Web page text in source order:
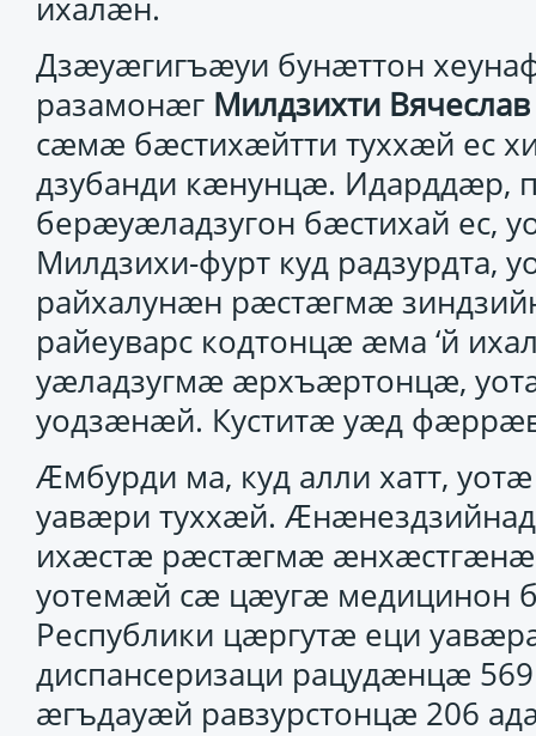
Дзӕуӕгигъӕуи бунӕттон
разамонӕг Милдзихти Вячеслав
сӕмӕ бӕстихӕйтти туххӕй ес
дзубанди кӕнунцӕ. Идарддӕр,
берӕуӕладзугон бӕстихай ес,
Милдзихи-фурт куд
райхалунӕн рӕстӕгмӕ
райеуварс кодтонцӕ ӕма ‘й
уӕладзугмӕ ӕрхъӕртонцӕ,
уодзӕнӕй. Куститӕ уӕд
Ӕмбурди ма, куд алли хатт,
уавӕри туххӕй.
ихӕстӕ рӕстӕгмӕ
уотемӕй сӕ цӕугӕ медицинон
Республики цӕргутӕ еци
диспансеризаци рацудӕнцӕ
ӕгъдауӕй равзурстонцӕ 206